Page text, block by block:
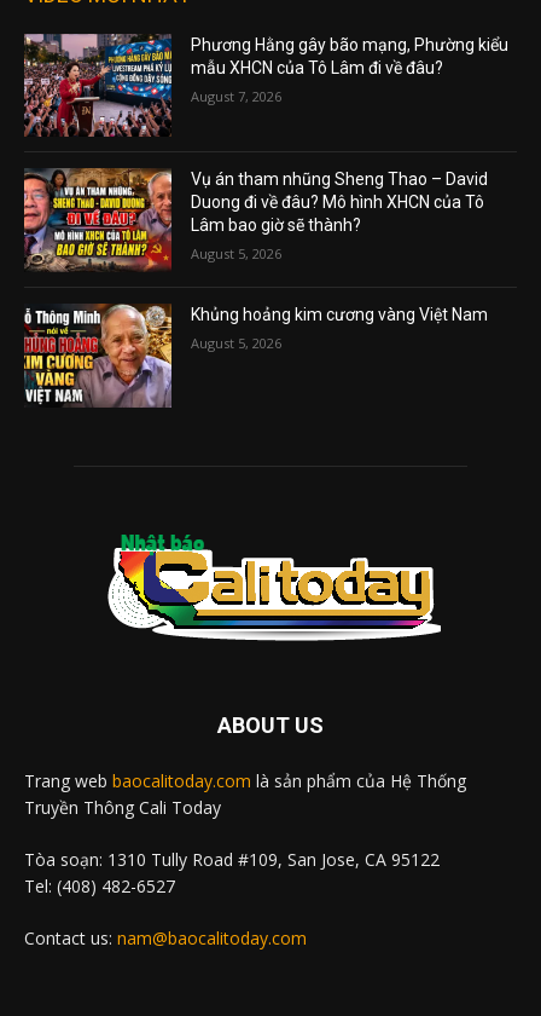
Phương Hằng gây bão mạng, Phường kiểu
mẫu XHCN của Tô Lâm đi về đâu?
August 7, 2026
Vụ án tham nhũng Sheng Thao – David
Duong đi về đâu? Mô hình XHCN của Tô
Lâm bao giờ sẽ thành?
August 5, 2026
Khủng hoảng kim cương vàng Việt Nam
August 5, 2026
ABOUT US
Trang web baocalitoday.com là sản phẩm của Hệ Thống
Truyền Thông Cali Today
Tòa soạn: 1310 Tully Road #109, San Jose, CA 95122
Tel: (408) 482-6527
Contact us: nam@baocalitoday.com